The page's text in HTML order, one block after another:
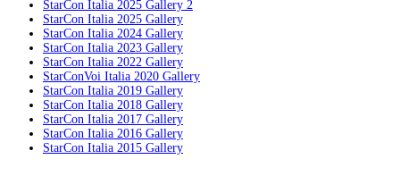
StarCon Italia 2025 Gallery 2
StarCon Italia 2025 Gallery
StarCon Italia 2024 Gallery
StarCon Italia 2023 Gallery
StarCon Italia 2022 Gallery
StarConVoi Italia 2020 Gallery
StarCon Italia 2019 Gallery
StarCon Italia 2018 Gallery
StarCon Italia 2017 Gallery
StarCon Italia 2016 Gallery
StarCon Italia 2015 Gallery